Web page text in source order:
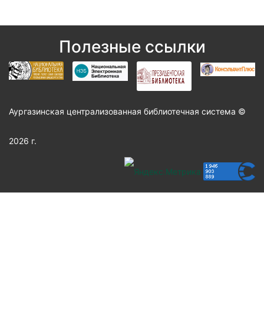
Полезные ссылки
Аургазинская централизованная библиотечная система ©
2026 г.